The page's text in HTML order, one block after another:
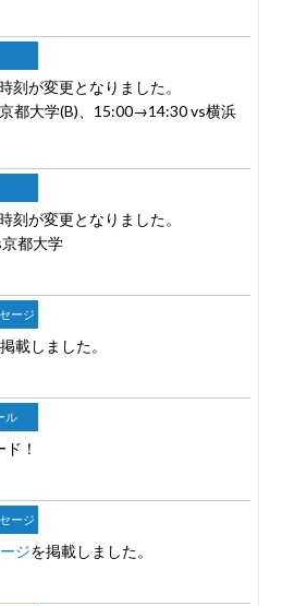
刻が変更となりました。
都大学(B)、15:00→14:30 vs横浜
刻が変更となりました。
都大学
ージ
載しました。
ル
！
ージ
ジを掲載しました。